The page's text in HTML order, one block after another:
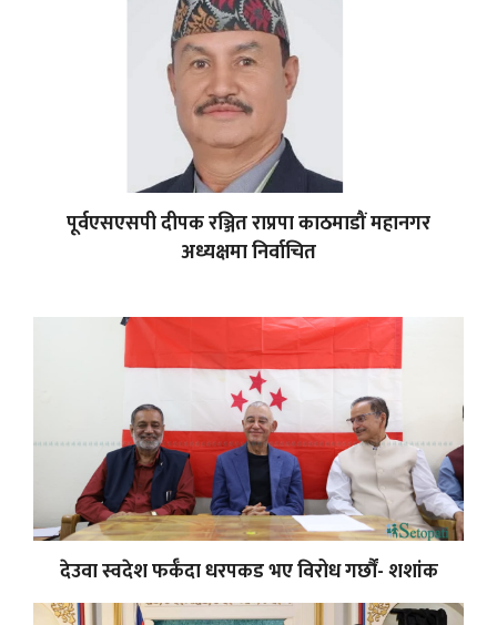
पूर्वएसएसपी दीपक रञ्जित राप्रपा काठमाडौं महानगर
अध्यक्षमा निर्वाचित
देउवा स्वदेश फर्कँदा धरपकड भए विरोध गर्छौं- शशांक